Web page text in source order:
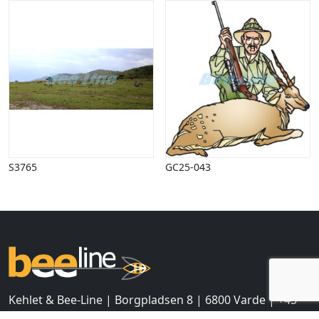
Huse, bygninger
Jagt
Jul
Kærlighed, bryllup
Kommunikation, nyhedsformidling
Landbrug
Mad, drikke
Marked, kræmmere
Mennesker
Nationalflag, verdenskort
Natur
Nytår
S3765 GC25-043
Kehlet & Bee-Line | Borgpladsen 8 | 6800 Varde | +45